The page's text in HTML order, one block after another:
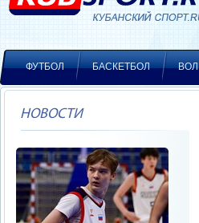
ФУТБОЛ БАСКЕТБОЛ
НОВОСТИ